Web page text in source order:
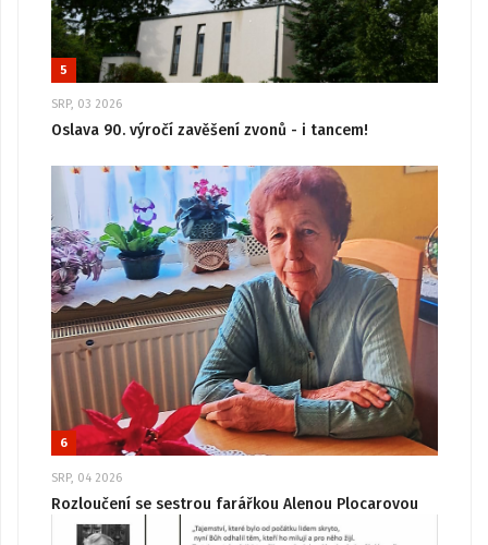
5
SRP, 03 2026
Oslava 90. výročí zavěšení zvonů - i tancem!
6
SRP, 04 2026
Rozloučení se sestrou farářkou Alenou Plocarovou